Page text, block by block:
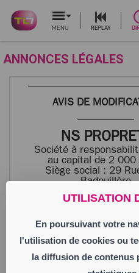
UTILISATION
En poursuivant votre
l'utilisation de cookies ou
la diffusion de contenus
MENU REPLAY
ANNONCES LÉGALES
AVIS DE
NS
Société à
au capital de 2 000
Siège social : 29
Badouillère
42100 ST
502 336 696 RCS
Aux termes d’une
30/05/2026 la collectivité
pris acte de la décision prise